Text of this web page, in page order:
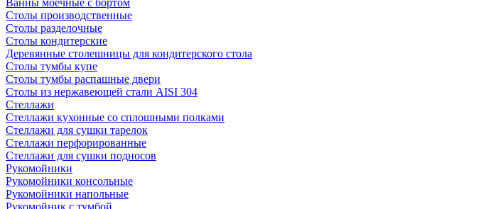
Ванны моечные с бортом
Столы производственные
Столы разделочные
Столы кондитерские
Деревянные столешницы для кондитерского стола
Столы тумбы купе
Столы тумбы распашные двери
Столы из нержавеющей стали AISI 304
Стеллажи
Стеллажи кухонные со сплошными полками
Стеллажи для сушки тарелок
Стеллажи перфорированные
Стеллажи для сушки подносов
Рукомойники
Рукомойники консольные
Рукомойники напольные
Рукомойник с тумбой